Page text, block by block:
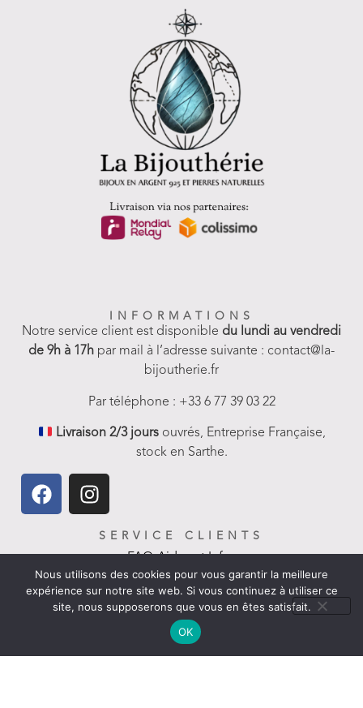
INFORMATIONS
Notre service client est disponible du lundi au vendredi
de 9h à 17h par mail à l’adresse suivante : contact@la-
bijoutherie.fr
Par téléphone : +33 6 77 39 03 22
Livraison 2/3 joursouvrés, Entreprise Française,
stock en Sarthe.
SERVICE CLIENTS
FAQ-Aides et Infos
Livraison
Nous contacter
Politique de remboursement
Nous utilisons des cookies pour vous garantir la meilleure
expérience sur notre site web. Si vous continuez à utiliser ce
site, nous supposerons que vous en êtes satisfait.
OK